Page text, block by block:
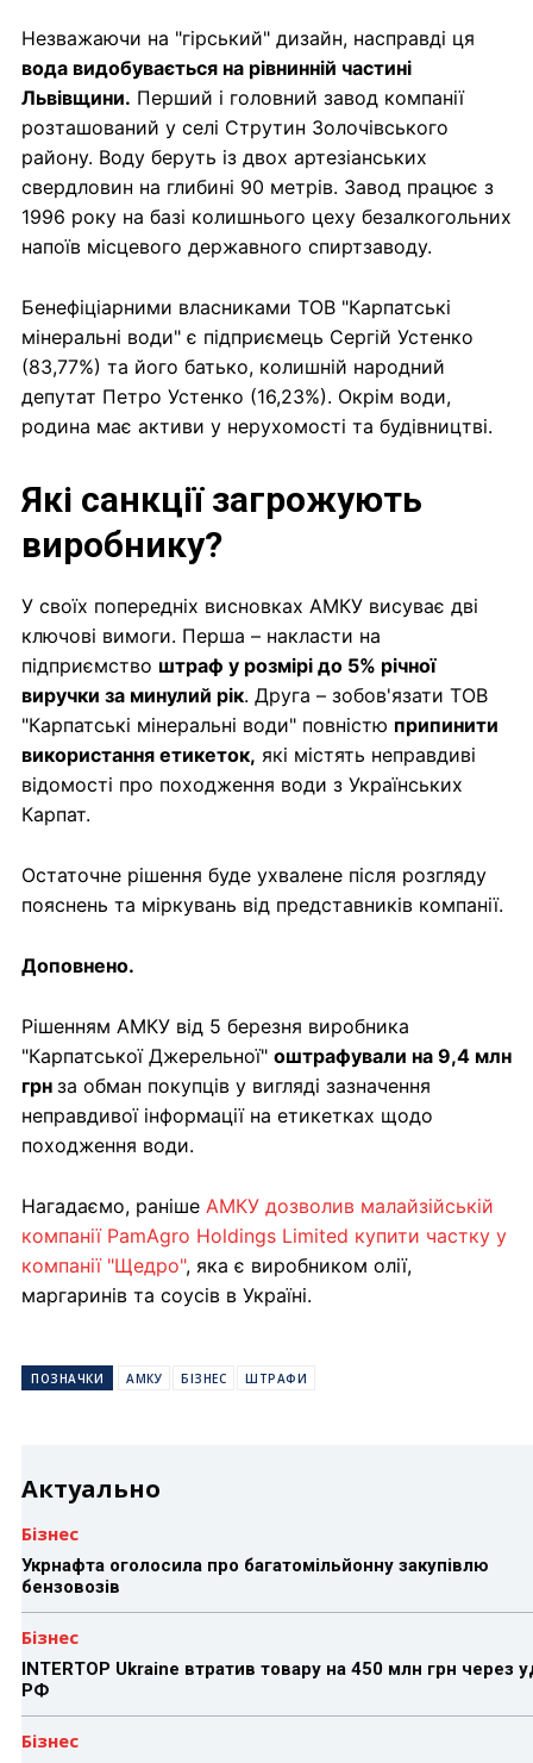
Незважаючи на "гірський" дизайн, насправді ця
вода видобувається на рівнинній частині
Львівщини. Перший і головний завод компанії
розташований у селі Струтин Золочівського
району. Воду беруть із двох артезіанських
свердловин на глибині 90 метрів. Завод працює з
1996 року на базі колишнього цеху безалкогольних
напоїв місцевого державного спиртзаводу.
Бенефіціарними власниками ТОВ "Карпатські
мінеральні води" є підприємець Сергій Устенко
(83,77%) та його батько, колишній народний
депутат Петро Устенко (16,23%). Окрім води,
родина має активи у нерухомості та будівництві.
Які санкції загрожують
виробнику?
У своїх попередніх висновках АМКУ висуває дві
ключові вимоги. Перша – накласти на
підприємство штраф у розмірі до 5% річної
виручки за минулий рік. Друга – зобов'язати ТОВ
"Карпатські мінеральні води" повністю припинити
використання етикеток, які містять неправдиві
відомості про походження води з Українських
Карпат.
Остаточне рішення буде ухвалене після розгляду
пояснень та міркувань від представників компанії.
Доповнено.
Рішенням АМКУ від 5 березня виробника
"Карпатської Джерельної" оштрафували на 9,4 млн
грн за обман покупців у вигляді зазначення
неправдивої інформації на етикетках щодо
походження води.
Нагадаємо, раніше АМКУ дозволив малайзійській
компанії PamAgro Holdings Limited купити частку у
компанії "Щедро", яка є виробником олії,
маргаринів та соусів в Україні.
ПОЗНАЧКИ АМКУ БІЗНЕС ШТРАФИ
Актуально
Бізнес
Укрнафта оголосила про багатомільйонну закупівлю
бензовозів
Бізнес
INTERTOP Ukraine втратив товару на 450 млн грн через
РФ
Бізнес